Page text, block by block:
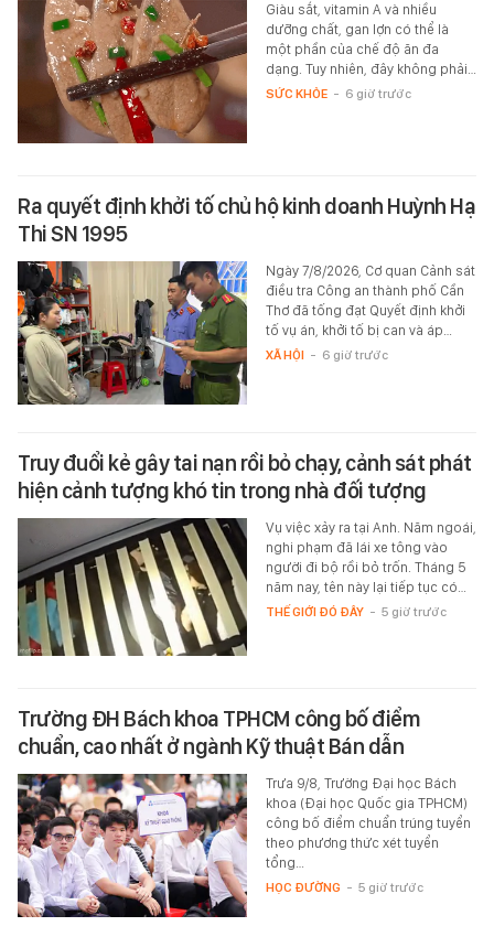
Giàu sắt, vitamin A và nhiều
dưỡng chất, gan lợn có thể là
một phần của chế độ ăn đa
dạng. Tuy nhiên, đây không phải…
SỨC KHỎE - 6 giờ trước
Ra quyết định khởi tố chủ hộ kinh doanh Huỳnh Hạ
Thi SN 1995
Ngày 7/8/2026, Cơ quan Cảnh sát
điều tra Công an thành phố Cần
Thơ đã tống đạt Quyết định khởi
tố vụ án, khởi tố bị can và áp…
XÃ HỘI - 6 giờ trước
Truy đuổi kẻ gây tai nạn rồi bỏ chạy, cảnh sát phát
hiện cảnh tượng khó tin trong nhà đối tượng
Vụ việc xảy ra tại Anh. Năm ngoái,
nghi phạm đã lái xe tông vào
người đi bộ rồi bỏ trốn. Tháng 5
năm nay, tên này lại tiếp tục có…
THẾ GIỚI ĐÓ ĐÂY - 5 giờ trước
Trường ĐH Bách khoa TPHCM công bố điểm
chuẩn, cao nhất ở ngành Kỹ thuật Bán dẫn
Trưa 9/8, Trường Đại học Bách
khoa (Đại học Quốc gia TPHCM)
công bố điểm chuẩn trúng tuyển
theo phương thức xét tuyển
tổng…
HỌC ĐƯỜNG - 5 giờ trước